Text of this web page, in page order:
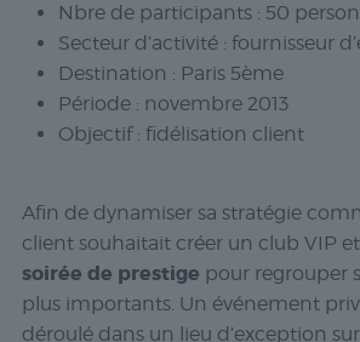
Nbre de participants : 50
Secteur d’activité : fournisseur
Destination : Paris 5ème
Période : novembre 2013
Objectif : fidélisation client
Afin de dynamiser sa stratégie
client souhaitait créer un club VIP et
soirée de prestige pour regrouper
plus importants. Un événement
déroulé dans un lieu d’exception